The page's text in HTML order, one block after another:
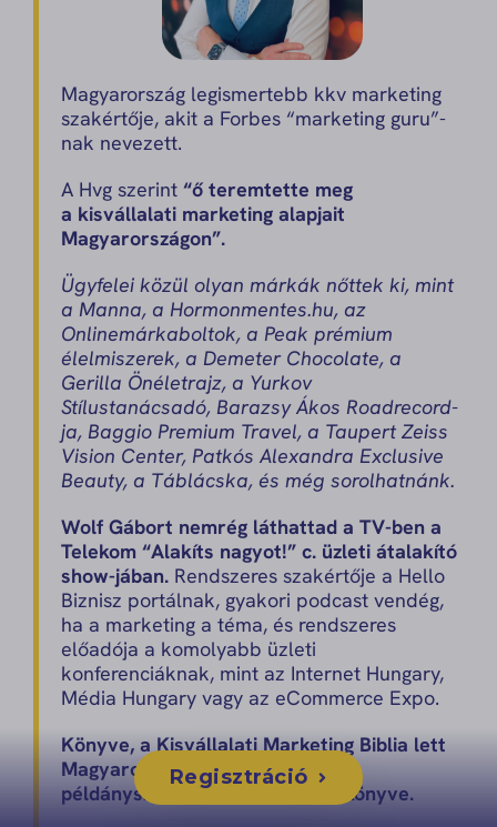
Magyarország legismertebb kkv marketing
szakértője, akit a Forbes “marketing guru”-
nak nevezett.
A Hvg szerint “ő teremtette meg
a kisvállalati marketing alapjait
Magyarországon”.
Ügyfelei közül olyan márkák nőttek ki, mint
a Manna, a Hormonmentes.hu, az
Onlinemárkaboltok, a Peak prémium
élelmiszerek, a Demeter Chocolate, a
Gerilla Önéletrajz, a Yurkov
Stílustanácsadó, Barazsy Ákos Roadrecord-
ja, Baggio Premium Travel, a Taupert Zeiss
Vision Center, Patkós Alexandra Exclusive
Beauty, a Táblácska, és még sorolhatnánk.
Wolf Gábort nemrég láthattad a TV-ben a
Telekom “Alakíts nagyot!” c. üzleti átalakító
show-jában.Rendszeres szakértője a Hello
Biznisz portálnak, gyakori podcast vendég,
ha a marketing a téma, és rendszeres
előadója a komolyabb üzleti
konferenciáknak, mint az Internet Hungary,
Média Hungary vagy az eCommerce Expo.
Könyve, a Kisvállalati Marketing Biblia lett
Magyarország egyik legnagyobb
példányszámban eladott üzleti könyve.
Regisztráció